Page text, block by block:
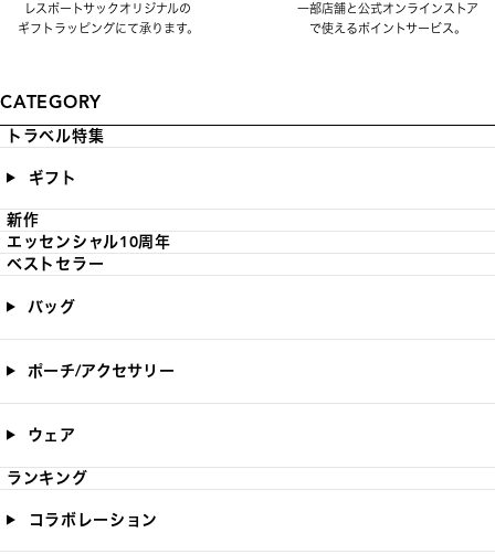
レスポートサックオリジナルの
ギフトラッピングにて承ります。
一部店舗と公式オンラインストア
で使えるポイントサービス。
CATEGORY
トラベル特集
ギフト
新作
エッセンシャル10周年
ベストセラー
バッグ
ポーチ/アクセサリー
ウェア
ランキング
コラボレーション